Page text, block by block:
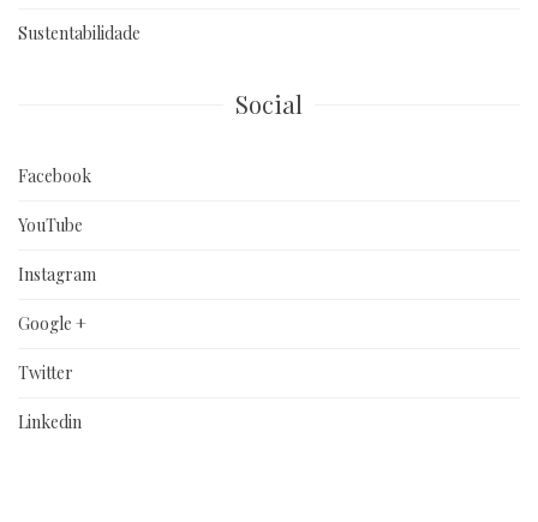
Sustentabilidade
Social
Facebook
YouTube
Instagram
Google +
Twitter
Linkedin